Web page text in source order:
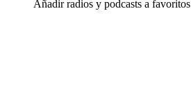
Añadir radios y podcasts a favoritos